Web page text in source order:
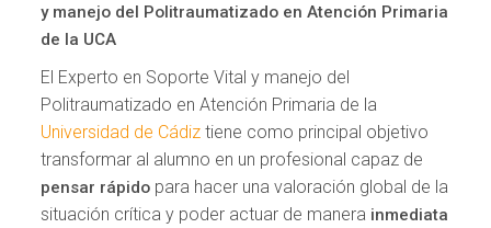
y manejo del Politraumatizado en Atención Primaria
de la UCA
El Experto en Soporte Vital y manejo del
Politraumatizado en Atención Primaria de la
Universidad de Cádiz tiene como principal objetivo
transformar al alumno en un profesional capaz de
pensar rápido para hacer una valoración global de la
situación crítica y poder actuar de manera inmediata